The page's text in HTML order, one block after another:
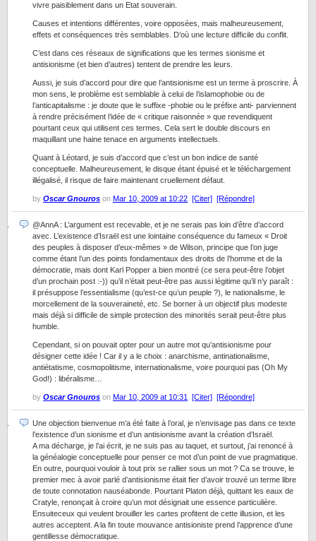
vivre paisiblement dans un Etat souverain.
Causes et intentions différentes, voire opposées, mais malheureusement,
effets et conséquences très semblables. D’où une lecture difficile du conflit.
C’est dans ces réseaux de significations que les termes sionisme et
antisionisme (et bien d’autres) tentent de prendre les leurs.
Aussi, je suis d’accord pour dire que l’antisionisme est un terme à proscrire. À
mon sens, le problème est semblable à celui de l’islamophobie ou de
l’anticapitalisme : je doute que le suffixe -phobie ou le préfixe anti- parviennent
à rendre précisément l’idée de « critique raisonnée » que revendiquent
pourtant ceux qui utilisent ces termes. Cela sert le double discours en
maquillant une haine tenace en arguments intellectuels.
Quant à Léotard, je suis d’accord que c’est un bon indice de santé
conceptuelle. Malheureusement, le disque étant épuisé et le téléchargement
illégalisé, il risque de faire maintenant cruellement défaut.
by Oscar Gnouros on Mar 10, 2009 at 10:22 [Citer] [Répondre]
@AnnA : L’argument est recevable, et je ne serais pas loin d’être d’accord
avec. L’existence d’Israël est une lointaine conséquence du fameux « Droit
des peuples à disposer d’eux-mêmes » de Wilson, principe que l’on juge
comme étant l’un des points fondamentaux des droits de l’homme et de la
démocratie, mais dont Karl Popper a bien montré (ce sera peut-être l’objet
d’un prochain post :-)) qu’il n’était peut-être pas aussi légitime qu’il n’y paraît :
il présuppose l’essentialisme (qu’est-ce qu’un peuple ?), le nationalisme, le
morcellement de la souveraineté, etc. Se borner à un objectif plus modeste
mais déjà si difficile de simple protection des minorités serait peut-être plus
humble.
Cependant, si on pouvait opter pour un autre mot qu’antisionisme pour
désigner cette idée ! Car il y a le choix : anarchisme, antinationalisme,
antiétatisme, cosmopolitisme, internationalisme, voire pourquoi pas (Oh My
God!) : libéralisme…
by Oscar Gnouros on Mar 10, 2009 at 10:31 [Citer] [Répondre]
Une objection bienvenue m’a été faite à l’oral, je n’envisage pas dans ce texte
l’existence d’un sionisme et d’un antisionisme avant la création d’Israël.
A ma décharge, je l’ai écrit, je ne suis pas au taquet, et surtout, j’ai renoncé à
la généalogie conceptuelle pour penser ce mot d’un point de vue pragmatique.
En outre, pourquoi vouloir à tout prix se rallier sous un mot ? Ca se trouve, le
premier mec à avoir parlé d’antisionisme était fier d’avoir trouvé un terme libre
de toute connotation nauséabonde. Pourtant Platon déjà, quittant les eaux de
Cratyle, renonçait à croire qu’un mot désignait une essence particulière.
Ensuiteceux qui veulent brouiller les cartes profitent de cette illusion, et les
autres acceptent. A la fin toute mouvance antisioniste prend l’apprence d’une
gentillesse démocratique.